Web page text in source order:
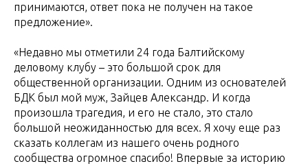
принимаются, ответ пока не получен на такое
предложение».
«Недавно мы отметили 24 года Балтийскому
деловому клубу – это большой срок для
общественной организации. Одним из основателей
БДК был мой муж, Зайцев Александр. И когда
произошла трагедия, и его не стало, это стало
большой неожиданностью для всех. Я хочу еще раз
сказать коллегам из нашего очень родного
сообщества огромное спасибо! Впервые за историю